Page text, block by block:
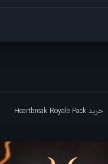
خرید Heartbreak Royale Pack